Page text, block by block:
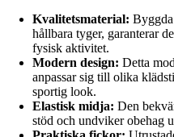
Kvalitetsmaterial:
hållbara tyger, garanterar
fysisk aktivitet.
Modern design: Detta
anpassar sig till olika
sportig look.
Elastisk midja: Den
stöd och undviker obehag